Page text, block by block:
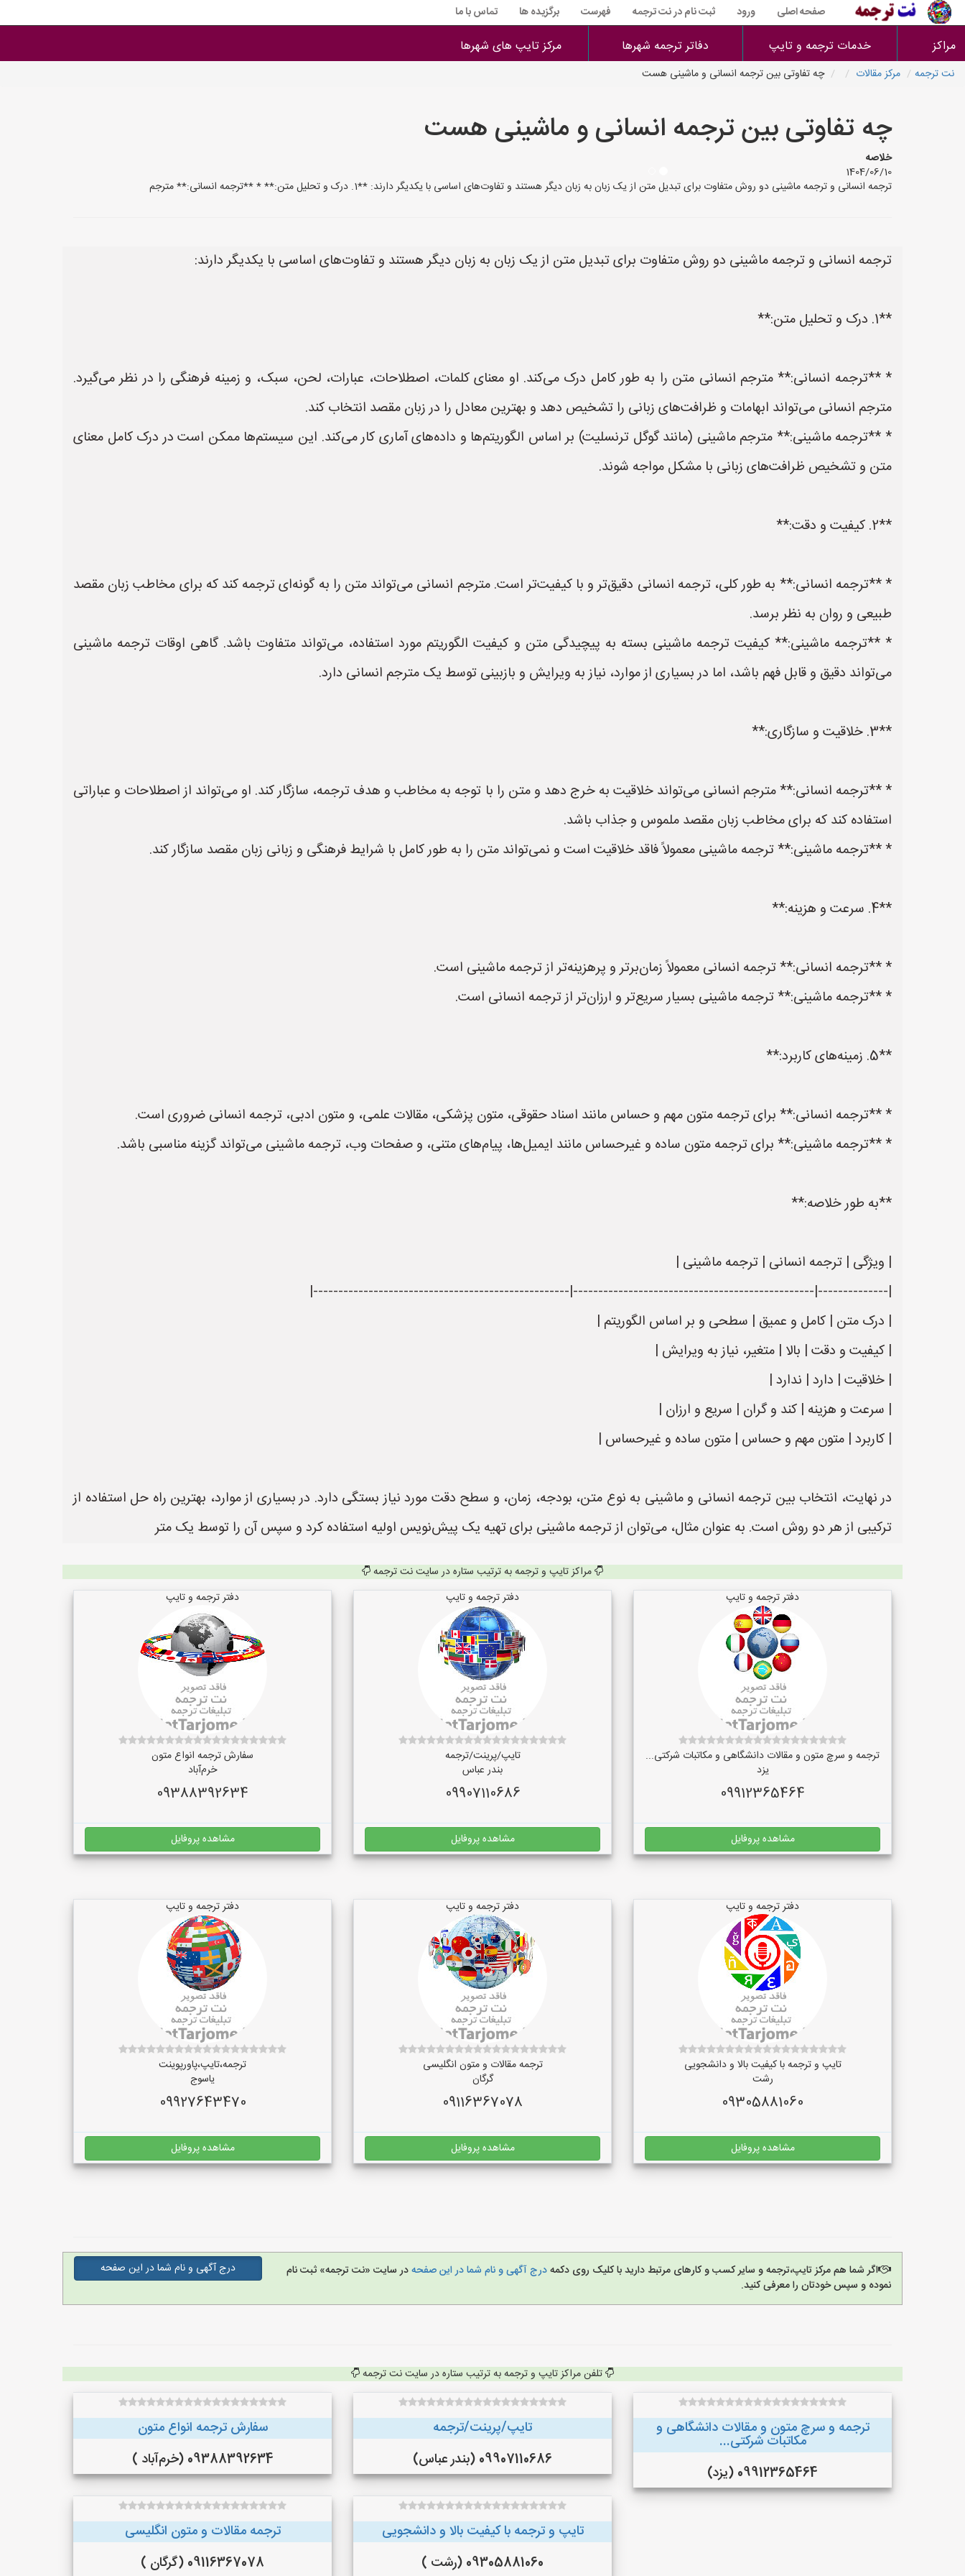
صفحه اصلی ورود ثبت نام در نت ترجمه فهرست برگزیده ها تماس با ما
مراکز خدمات ترجمه و تایپ دفاتر ترجمه شهرها مرکز تایپ های شهرها
نت ترجمه مرکز مقالات چه تفاوتی بین ترجمه انسانی و ماشینی هست
چه تفاوتی بین ترجمه انسانی و ماشینی هست
خلاصه
1404/06/10
ترجمه انسانی و ترجمه ماشینی دو روش متفاوت برای تبدیل متن از یک زبان به زبان دیگر هستند و تفاوت‌های اساسی با یکدیگر دارند: **1. درک و تحلیل متن:** * **ترجمه انسانی:** مترجم
ترجمه انسانی و ترجمه ماشینی دو روش متفاوت برای تبدیل متن از یک زبان به زبان دیگر هستند و تفاوت‌های اساسی با یکدیگر دارند:
**1. درک و تحلیل متن:**
* **ترجمه انسانی:** مترجم انسانی متن را به طور کامل درک می‌کند. او معنای کلمات، اصطلاحات، عبارات، لحن، سبک، و زمینه فرهنگی را در نظر می‌گیرد.
مترجم انسانی می‌تواند ابهامات و ظرافت‌های زبانی را تشخیص دهد و بهترین معادل را در زبان مقصد انتخاب کند.
* **ترجمه ماشینی:** مترجم ماشینی (مانند گوگل ترنسلیت) بر اساس الگوریتم‌ها و داده‌های آماری کار می‌کند. این سیستم‌ها ممکن است در درک کامل معنای
متن و تشخیص ظرافت‌های زبانی با مشکل مواجه شوند.
**2. کیفیت و دقت:**
* **ترجمه انسانی:** به طور کلی، ترجمه انسانی دقیق‌تر و با کیفیت‌تر است. مترجم انسانی می‌تواند متن را به گونه‌ای ترجمه کند که برای مخاطب زبان مقصد
طبیعی و روان به نظر برسد.
* **ترجمه ماشینی:** کیفیت ترجمه ماشینی بسته به پیچیدگی متن و کیفیت الگوریتم مورد استفاده، می‌تواند متفاوت باشد. گاهی اوقات ترجمه ماشینی
می‌تواند دقیق و قابل فهم باشد، اما در بسیاری از موارد، نیاز به ویرایش و بازبینی توسط یک مترجم انسانی دارد.
**3. خلاقیت و سازگاری:**
* **ترجمه انسانی:** مترجم انسانی می‌تواند خلاقیت به خرج دهد و متن را با توجه به مخاطب و هدف ترجمه، سازگار کند. او می‌تواند از اصطلاحات و عباراتی
استفاده کند که برای مخاطب زبان مقصد ملموس و جذاب باشد.
* **ترجمه ماشینی:** ترجمه ماشینی معمولاً فاقد خلاقیت است و نمی‌تواند متن را به طور کامل با شرایط فرهنگی و زبانی زبان مقصد سازگار کند.
**4. سرعت و هزینه:**
* **ترجمه انسانی:** ترجمه انسانی معمولاً زمان‌برتر و پرهزینه‌تر از ترجمه ماشینی است.
* **ترجمه ماشینی:** ترجمه ماشینی بسیار سریع‌تر و ارزان‌تر از ترجمه انسانی است.
**5. زمینه‌های کاربرد:**
* **ترجمه انسانی:** برای ترجمه متون مهم و حساس مانند اسناد حقوقی، متون پزشکی، مقالات علمی، و متون ادبی، ترجمه انسانی ضروری است.
* **ترجمه ماشینی:** برای ترجمه متون ساده و غیرحساس مانند ایمیل‌ها، پیام‌های متنی، و صفحات وب، ترجمه ماشینی می‌تواند گزینه مناسبی باشد.
**به طور خلاصه:**
| ویژگی | ترجمه انسانی | ترجمه ماشینی |
|--------------|------------------------------------------------|---------------------------------------------------|
| درک متن | کامل و عمیق | سطحی و بر اساس الگوریتم |
| کیفیت و دقت | بالا | متغیر، نیاز به ویرایش |
| خلاقیت | دارد | ندارد |
| سرعت و هزینه | کند و گران | سریع و ارزان |
| کاربرد | متون مهم و حساس | متون ساده و غیرحساس |
در نهایت، انتخاب بین ترجمه انسانی و ماشینی به نوع متن، بودجه، زمان، و سطح دقت مورد نیاز بستگی دارد. در بسیاری از موارد، بهترین راه حل استفاده از
ترکیبی از هر دو روش است. به عنوان مثال، می‌توان از ترجمه ماشینی برای تهیه یک پیش‌نویس اولیه استفاده کرد و سپس آن را توسط یک متر
مراکز تایپ و ترجمه به ترتیب ستاره در سایت نت ترجمه
دفتر ترجمه و تایپ
ترجمه و سرچ متون و مقالات دانشگاهی و مکاتبات شرکتی...
یزد
09912365464
مشاهده پروفایل
دفتر ترجمه و تایپ
تایپ/پرینت/ترجمه
بندر عباس
09907110686
مشاهده پروفایل
دفتر ترجمه و تایپ
سفارش ترجمه انواع متون
خرم‌آباد
09388392634
مشاهده پروفایل
دفتر ترجمه و تایپ
تایپ و ترجمه با کیفیت بالا و دانشجویی
رشت
09305881060
مشاهده پروفایل
دفتر ترجمه و تایپ
ترجمه مقالات و متون انگلیسی
گرگان
09116367078
مشاهده پروفایل
دفتر ترجمه و تایپ
ترجمه،تایپ،پاورپوینت
یاسوج
09927643470
مشاهده پروفایل
اگر شما هم مرکز تایپ،ترجمه و سایر کسب و کارهای مرتبط دارید با کلیک روی دکمهدرج آگهی و نام شما در این صفحهدر سایت «نت ترجمه» ثبت نام
نموده و سپس خودتان را معرفی کنید.
درج آگهی و نام شما در این صفحه
تلفن مراکز تایپ و ترجمه به ترتیب ستاره در سایت نت ترجمه
ترجمه و سرچ متون و مقالات دانشگاهی و
مکاتبات شرکتی...
09912365464 (یزد)
تایپ/پرینت/ترجمه
09907110686 (بندر عباس)
سفارش ترجمه انواع متون
09388392634 (خرم‌آباد )
تایپ و ترجمه با کیفیت بالا و دانشجویی
09305881060 (رشت )
ترجمه مقالات و متون انگلیسی
09116367078 (گرگان )